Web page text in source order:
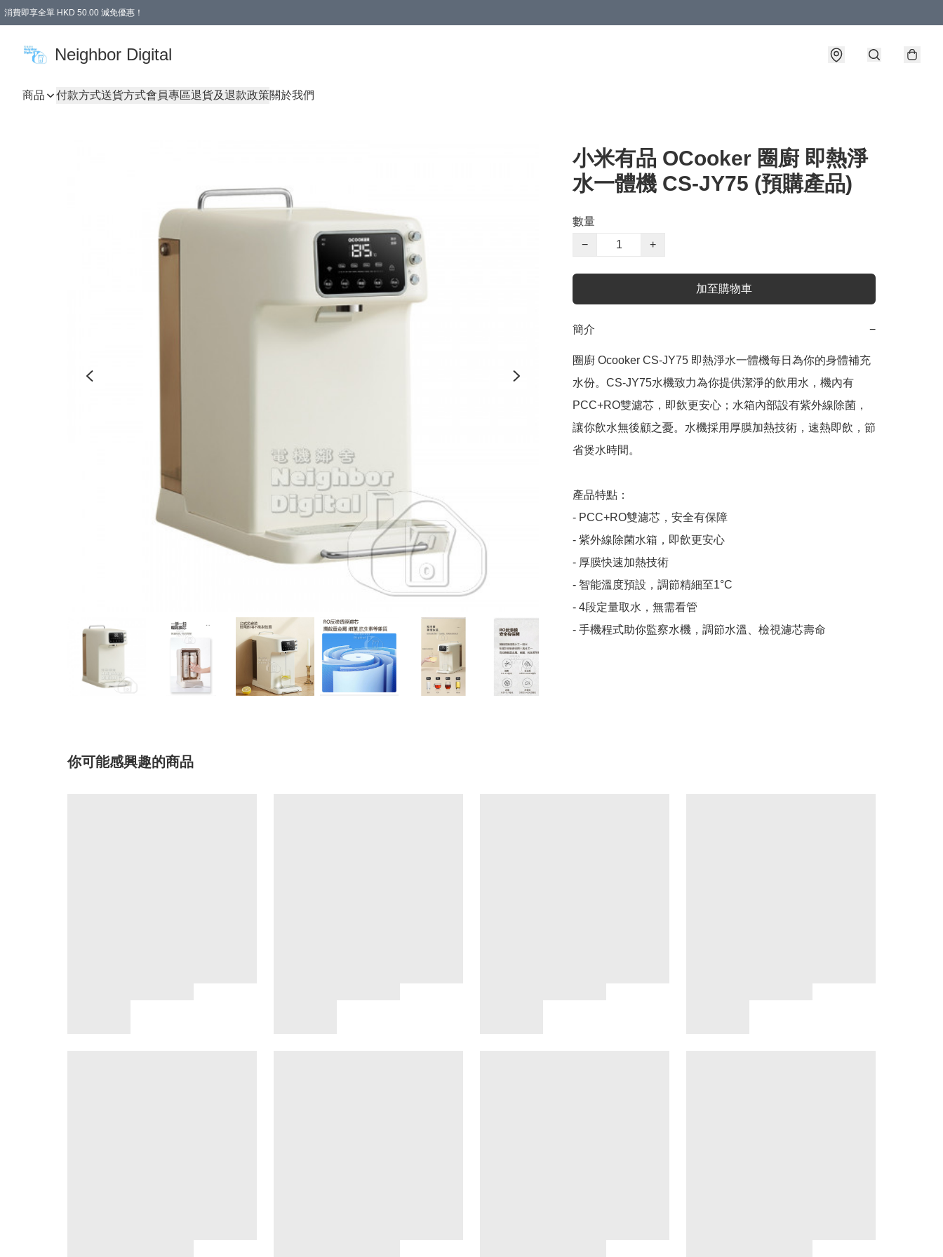
消費即享全單 HKD 50.00 減免優惠！
Neighbor Digital
商品 付款方式送貨方式會員專區退貨及退款政策關於我們
小米有品 OCooker 圈廚 即熱淨
水一體機 CS-JY75 (預購產品)
數量
−
+
加至購物車
簡介 −
圈廚 Ocooker CS-JY75 即熱淨水一體機每日為你的身體補充
水份。CS-JY75水機致力為你提供潔淨的飲用水，機內有
PCC+RO雙濾芯，即飲更安心；水箱內部設有紫外線除菌，
讓你飲水無後顧之憂。水機採用厚膜加熱技術，速熱即飲，節
省煲水時間。
產品特點：
- PCC+RO雙濾芯，安全有保障
- 紫外線除菌水箱，即飲更安心
- 厚膜快速加熱技術
- 智能溫度預設，調節精細至1°C
- 4段定量取水，無需看管
- 手機程式助你監察水機，調節水溫、檢視濾芯壽命
你可能感興趣的商品